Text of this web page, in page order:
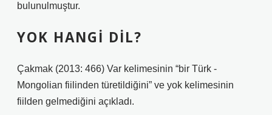
bulunulmuştur.
YOK HANGI DIL?
Çakmak (2013: 466) Var kelimesinin “bir Türk -
Mongolian fiilinden türetildiğini” ve yok kelimesinin
fiilden gelmediğini açıkladı.